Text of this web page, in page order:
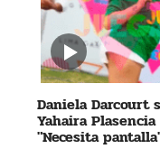
Daniela Darcourt
Yahaira
"Necesita